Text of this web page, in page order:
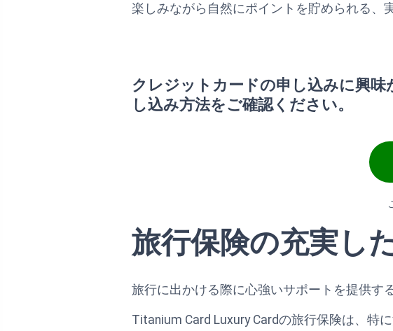
楽しみながら自然にポイントを貯められる、
クレジットカードの申し込みに興
し込み方法をご確認ください。
旅行保険の充実し
旅行に出かける際に心強いサポートを提供す
Titanium Card Luxury Cardの旅行保険は、特